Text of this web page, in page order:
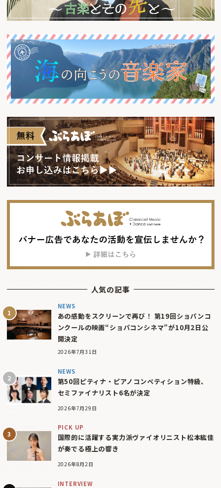
人気の記事
NEWS
あの感動をスクリーンで再び！ 第19回ショパンコ
ンクールの映画“ショパコンシネマ”が10月2日公
開決定
2026年7月31日
NEWS
第50回ピティナ・ピアノコンペティション特級、
セミファイナリスト6名が決定
2026年7月29日
PICK UP
国際的に活躍する実力派ヴァイオリニスト松本紘佳
が奏でる極上の響き
2026年8月2日
INTERVIEW